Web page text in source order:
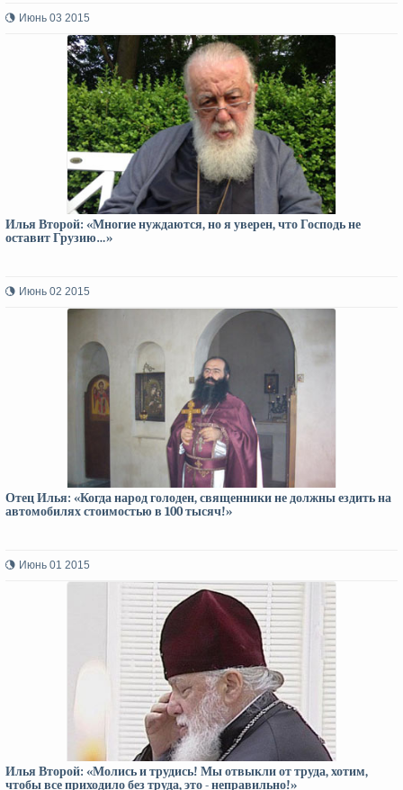
Июнь 03 2015
Илья Второй: «Многие нуждаются, но я уверен, что Господь не
оставит Грузию…»
Июнь 02 2015
Отец Илья: «Когда народ голоден, священники не должны ездить на
автомобилях стоимостью в 100 тысяч!»
Июнь 01 2015
Илья Второй: «Молись и трудись! Мы отвыкли от труда, хотим,
чтобы все приходило без труда, это - неправильно!»